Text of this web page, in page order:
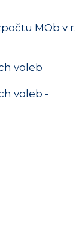
MOb v r.
voleb
voleb -